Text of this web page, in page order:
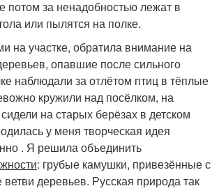
потом за ненадобностью лежат в
или пылятся на полке.
на участке, обратила внимание на
опавшие после сильного
наблюдали за отлётом птиц в тёплые
кружили над посёлком, на
на старых берёзах в детском
у меня творческая идея
. Я решила объединить
: грубые камушки, привезённые с
деревьев. Русская природа так